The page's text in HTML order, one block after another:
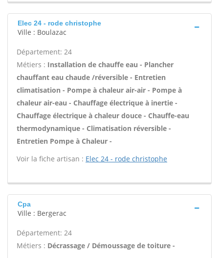
Elec 24 - rode christophe
Ville : Boulazac
Département: 24
Métiers : Installation de chauffe eau - Plancher
chauffant eau chaude /réversible - Entretien
climatisation - Pompe à chaleur air-air - Pompe à
chaleur air-eau - Chauffage électrique à inertie -
Chauffage électrique à chaleur douce - Chauffe-eau
thermodynamique - Climatisation réversible -
Entretien Pompe à Chaleur -
Voir la fiche artisan : Elec 24 - rode christophe
Cpa
Ville : Bergerac
Département: 24
Métiers : Décrassage / Démoussage de toiture -